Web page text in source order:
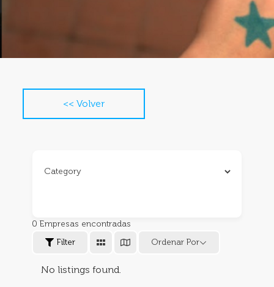
<< Volver
0 Empresas encontradas
Filter
Ordenar Por
No listings found.